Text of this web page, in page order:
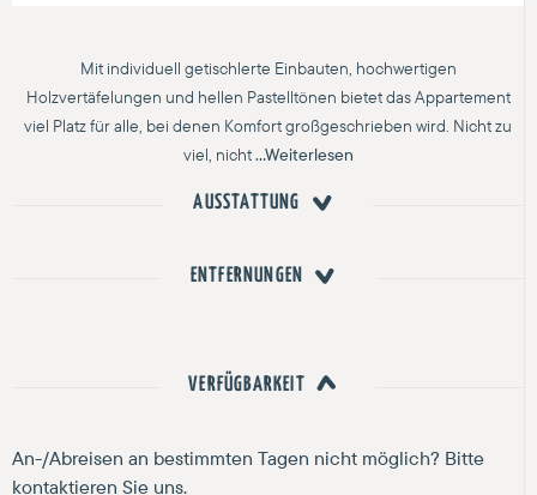
Mit individuell getischlerte Einbauten, hochwertigen
Holzvertäfelungen und hellen Pastelltönen bietet das Appartement
viel Platz für alle, bei denen Komfort großgeschrieben wird. Nicht zu
viel, nicht...Weiterlesen
AUSSTATTUNG
ENTFERNUNGEN
VERFÜGBARKEIT